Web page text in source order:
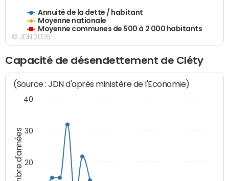
Annuité de la dette / habitant
Moyenne nationale
Moyenne communes de 500 à 2 000 habitants
© JDN 2026
Capacité de désendettement de Cléty
Nombre d'années
(Source : JDN d'après ministère de l'Economie)
20
30
40